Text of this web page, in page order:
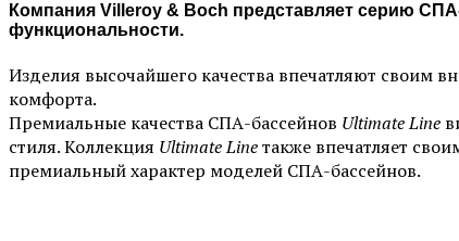
Компания Villeroy & Boch представляет серию
функциональности.
Изделия высочайшего качества впечатляют
комфорта.
Премиальные качества СПА-бассейнов Ultimate Line
стиля. Коллекция Ultimate Lineтакже впечатляет
премиальный характер моделей СПА-бассейнов.